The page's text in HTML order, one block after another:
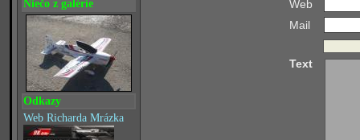
Niečo z galérie
Odkazy
Web Richarda Mrázka
Web
Mail
Text